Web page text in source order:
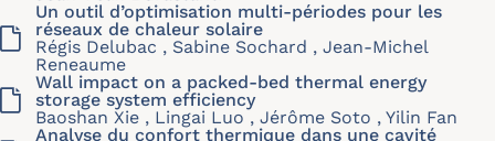
Un outil d’optimisation multi-périodes pour les
réseaux de chaleur solaire
Régis Delubac , Sabine Sochard , Jean-Michel
Reneaume
Wall impact on a packed-bed thermal energy
storage system efficiency
Baoshan Xie , Lingai Luo , Jérôme Soto , Yilin Fan
Analyse du confort thermique dans une cavité